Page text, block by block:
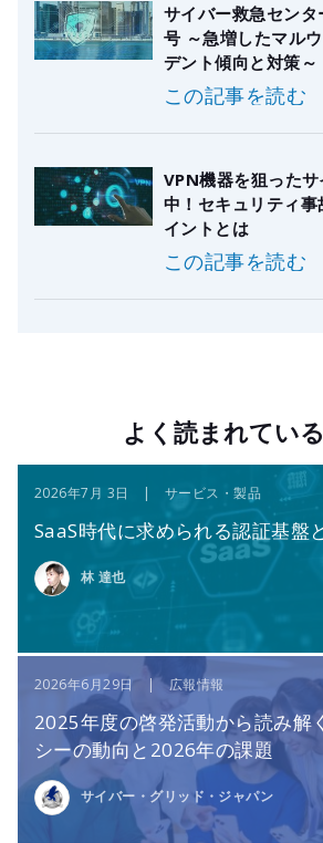
サイバー救急セン
号 ～急増したマル
デント傾向と対策～
この記事を読む
VPN機器を狙った
中！セキュリティ
イントとは
この記事を読む
よく読まれてい
2026年7月 3日 | サービス・製品
SaaS時代に求められる認証基盤
林 達也
2026年6月29日 | 広報情報
2025年度の啓発活動から読み解
シーの動向と2026年の課題
サイバー・グリッド・ジャパン